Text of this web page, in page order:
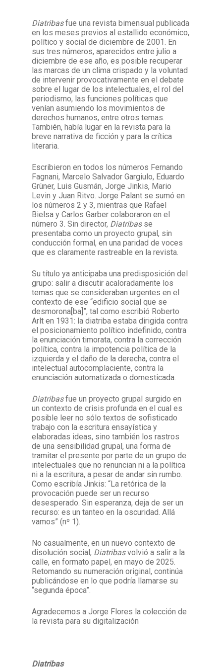
Facebook
Instagram
Twitter
Mail
Diatribasfue una revista bimensual publicada
en los meses previos al estallido económico,
político y social de diciembre de 2001. En
sus tres números, aparecidos entre julio a
diciembre de ese año, es posible recuperar
las marcas de un clima crispado y la voluntad
de intervenir provocativamente en el debate
sobre el lugar de los intelectuales, el rol del
periodismo, las funciones políticas que
venían asumiendo los movimientos de
derechos humanos, entre otros temas.
También, había lugar en la revista para la
breve narrativa de ficción y para la crítica
literaria.
Escribieron en todos los números Fernando
Fagnani, Marcelo Salvador Gargiulo, Eduardo
Grüner, Luis Gusmán, Jorge Jinkis, Mario
Levin y Juan Ritvo. Jorge Palant se sumó en
los números 2 y 3, mientras que Rafael
Bielsa y Carlos Garber colaboraron en el
número 3. Sin director, Diatribasse
presentaba como un proyecto grupal, sin
conducción formal, en una paridad de voces
que es claramente rastreable en la revista.
Su título ya anticipaba una predisposición del
grupo: salir a discutir acaloradamente los
temas que se consideraban urgentes en el
contexto de ese “edificio social que se
desmorona[ba]”, tal como escribió Roberto
Arlt en 1931: la diatriba estaba dirigida contra
el posicionamiento político indefinido, contra
la enunciación timorata, contra la corrección
política, contra la impotencia política de la
izquierda y el daño de la derecha, contra el
intelectual autocomplaciente, contra la
enunciación automatizada o domesticada.
Diatribasfue un proyecto grupal surgido en
un contexto de crisis profunda en el cual es
posible leer no sólo textos de sofisticado
trabajo con la escritura ensayística y
elaboradas ideas, sino también los rastros
de una sensibilidad grupal, una forma de
tramitar el presente por parte de un grupo de
intelectuales que no renuncian ni a la política
ni a la escritura, a pesar de andar sin rumbo.
Como escribía Jinkis: “La retórica de la
provocación puede ser un recurso
desesperado. Sin esperanza, deja de ser un
recurso: es un tanteo en la oscuridad. Allá
vamos” (nº 1).
No casualmente, en un nuevo contexto de
disolución social, Diatribasvolvió a salir a la
calle, en formato papel, en mayo de 2025.
Retomando su numeración original, continúa
publicándose en lo que podría llamarse su
“segunda época”.
Agradecemos a Jorge Flores la colección de
la revista para su digitalización
Diatribas